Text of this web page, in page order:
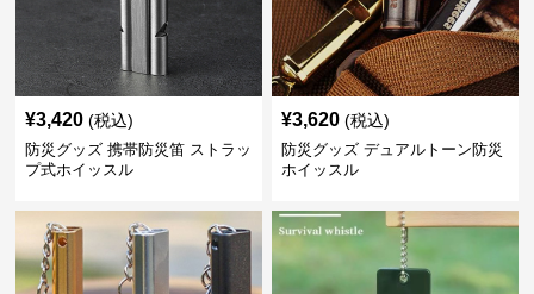
¥3,420 (税込)
防災グッズ 携帯防災笛 ストラッ
プ式ホイッスル
¥3,620 (税込)
防災グッズ デュアルトーン防災
ホイッスル